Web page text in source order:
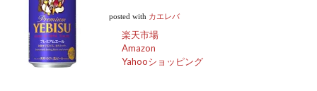
posted with カエレバ
楽天市場
Amazon
Yahooショッピング